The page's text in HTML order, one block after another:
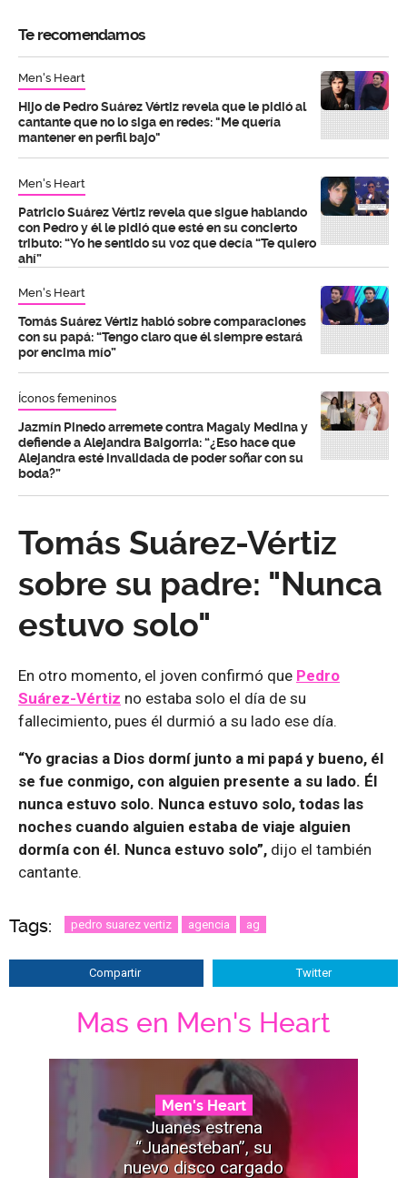
Te recomendamos
Men's Heart
Hijo de Pedro Suárez Vértiz revela que le pidió al
cantante que no lo siga en redes: "Me quería
mantener en perfil bajo"
Men's Heart
Patricio Suárez Vértiz revela que sigue hablando
con Pedro y él le pidió que esté en su concierto
tributo: “Yo he sentido su voz que decía “Te quiero
ahí”
Men's Heart
Tomás Suárez Vértiz habló sobre comparaciones
con su papá: “Tengo claro que él siempre estará
por encima mío”
Íconos femeninos
Jazmín Pinedo arremete contra Magaly Medina y
defiende a Alejandra Baigorria: “¿Eso hace que
Alejandra esté invalidada de poder soñar con su
boda?”
Tomás Suárez-Vértiz
sobre su padre: "Nunca
estuvo solo"
En otro momento, el joven confirmó que Pedro
Suárez-Vértiz no estaba solo el día de su
fallecimiento, pues él durmió a su lado ese día.
“Yo gracias a Dios dormí junto a mi papá y bueno, él
se fue conmigo, con alguien presente a su lado. Él
nunca estuvo solo. Nunca estuvo solo, todas las
noches cuando alguien estaba de viaje alguien
dormía con él. Nunca estuvo solo”, dijo el también
cantante.
Tags: pedro suarez vertiz agencia ag
Compartir Twitter
Mas en Men's Heart
Men's Heart
Juanes estrena
“Juanesteban”, su
nuevo disco cargado